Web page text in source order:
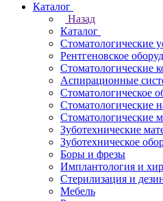
Каталог
Назад
Каталог
Стоматологические
Рентгеновское
Стоматологические
Аспирационные
Стоматологическое
Стоматологические
Стоматологические
Зуботехнические
Зуботехническое
Боры и фрезы
Имплантология и
Стерилизация и
Мебель